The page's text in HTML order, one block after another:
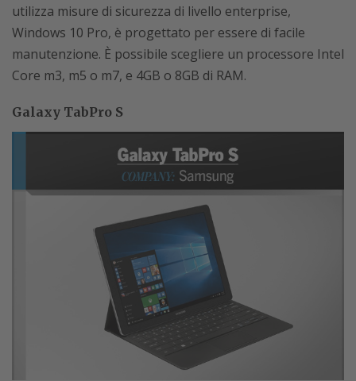
utilizza misure di sicurezza di livello enterprise,
Windows 10 Pro, è progettato per essere di facile
manutenzione. È possibile scegliere un processore Intel
Core m3, m5 o m7, e 4GB o 8GB di RAM.
Galaxy TabPro S